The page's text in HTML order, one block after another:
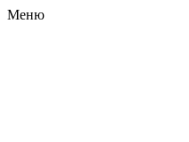
Меню